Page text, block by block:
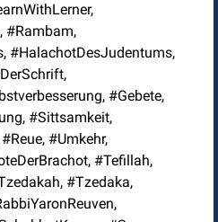
#Rambam,
#HalachotDesJudentums,
#Gebete,
#Sittsamkeit,
#Umkehr,
#Tefillah,
#Tzedaka,